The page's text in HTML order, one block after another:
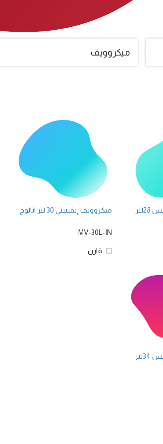
ميكروويف
ميكروويف إنفينيتي بلس 28لتر
ميكروويف إنفينيتي 30 لتر انالوج
MV-30L-IN
قارن
ميكروويف إنفينيتي بلس 34لتر